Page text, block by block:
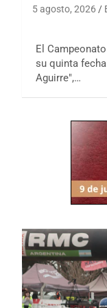
5 agosto, 2026
El
su quinta
Aguirre",…